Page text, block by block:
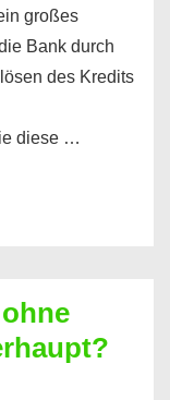
großes
Bank durch
des Kredits
diese …